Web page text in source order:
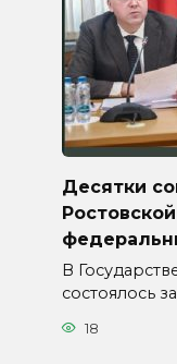
Десятки
В
состоялось
18